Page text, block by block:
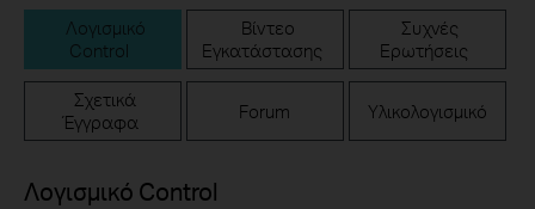
Λογισμικό
Control
Βίντεο
Εγκατάστασης
Συχνές
Ερωτήσεις
Σχετικά
Έγγραφα
Forum Υλικολογισμικό
Λογισμικό Control